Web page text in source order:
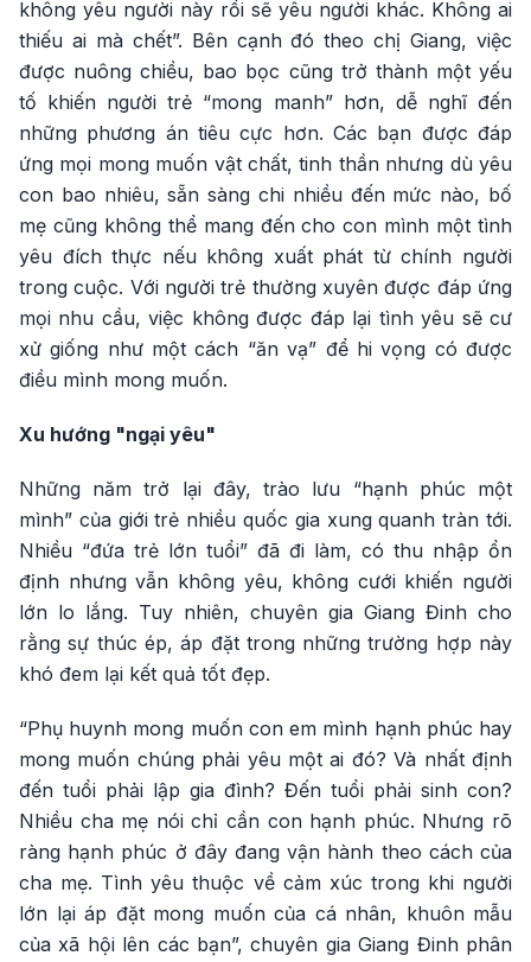
không yêu người này rồi sẽ yêu người khác. Không ai
thiếu ai mà chết”. Bên cạnh đó theo chị Giang, việc
được nuông chiều, bao bọc cũng trở thành một yếu
tố khiến người trẻ “mong manh” hơn, dễ nghĩ đến
những phương án tiêu cực hơn. Các bạn được đáp
ứng mọi mong muốn vật chất, tinh thần nhưng dù yêu
con bao nhiêu, sẵn sàng chi nhiều đến mức nào, bố
mẹ cũng không thể mang đến cho con mình một tình
yêu đích thực nếu không xuất phát từ chính người
trong cuộc. Với người trẻ thường xuyên được đáp ứng
mọi nhu cầu, việc không được đáp lại tình yêu sẽ cư
xử giống như một cách “ăn vạ” để hi vọng có được
điều mình mong muốn.
Xu hướng "ngại yêu"
Những năm trở lại đây, trào lưu “hạnh phúc một
mình” của giới trẻ nhiều quốc gia xung quanh tràn tới.
Nhiều “đứa trẻ lớn tuổi” đã đi làm, có thu nhập ổn
định nhưng vẫn không yêu, không cưới khiến người
lớn lo lắng. Tuy nhiên, chuyên gia Giang Đinh cho
rằng sự thúc ép, áp đặt trong những trường hợp này
khó đem lại kết quả tốt đẹp.
“Phụ huynh mong muốn con em mình hạnh phúc hay
mong muốn chúng phải yêu một ai đó? Và nhất định
đến tuổi phải lập gia đình? Đến tuổi phải sinh con?
Nhiều cha mẹ nói chỉ cần con hạnh phúc. Nhưng rõ
ràng hạnh phúc ở đây đang vận hành theo cách của
cha mẹ. Tình yêu thuộc về cảm xúc trong khi người
lớn lại áp đặt mong muốn của cá nhân, khuôn mẫu
của xã hội lên các bạn”, chuyên gia Giang Đinh phân